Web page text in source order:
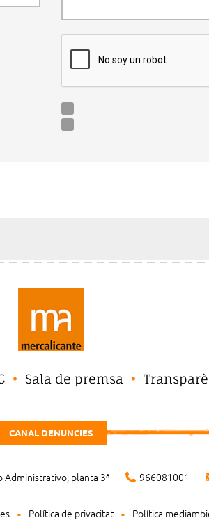
Sala de premsa
CANAL DENUNCIES
Administrativo, planta 3ª 966081001
Política de privacitat Política